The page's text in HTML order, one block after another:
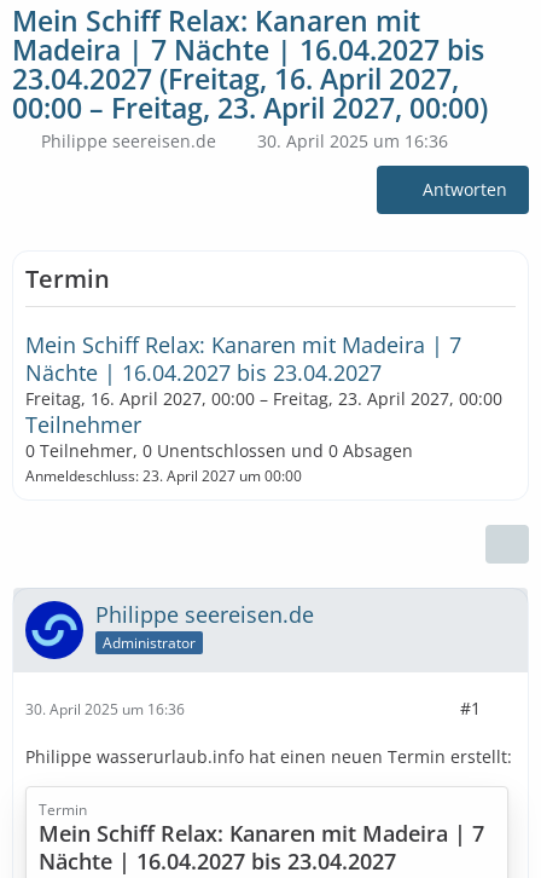
Mein Schiff Relax: Kanaren mit
Madeira | 7 Nächte | 16.04.2027 bis
23.04.2027 (Freitag, 16. April 2027,
00:00 – Freitag, 23. April 2027, 00:00)
Philippe seereisen.de 30. April 2025 um 16:36
Antworten
Termin
Mein Schiff Relax: Kanaren mit Madeira | 7
Nächte | 16.04.2027 bis 23.04.2027
Freitag, 16. April 2027, 00:00 – Freitag, 23. April 2027, 00:00
Teilnehmer
0 Teilnehmer, 0 Unentschlossen und 0 Absagen
Anmeldeschluss: 23. April 2027 um 00:00
Philippe seereisen.de
Administrator
30. April 2025 um 16:36 #1
Philippe wasserurlaub.info hat einen neuen Termin erstellt:
Termin
Mein Schiff Relax: Kanaren mit Madeira | 7
Nächte | 16.04.2027 bis 23.04.2027